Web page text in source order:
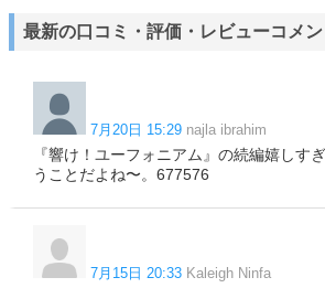
最新の口コミ・評価・レビューコメン
7月20日 15:29 najla ibrahim
『響け！ユーフォニアム』の続編嬉しす
うことだよね〜。677576
7月15日 20:33 Kaleigh Ninfa